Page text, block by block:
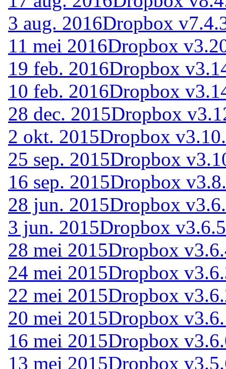
3 aug. 2016Dropbox
11 mei 2016Dropbox
19 feb. 2016Dropbox
10 feb. 2016Dropbox
28 dec. 2015Dropbox
2 okt. 2015Dropbox
25 sep. 2015Dropbox
16 sep. 2015Dropbox
28 jun. 2015Dropbox
3 jun. 2015Dropbox v3.6.5
28 mei 2015Dropbox
24 mei 2015Dropbox
22 mei 2015Dropbox
20 mei 2015Dropbox
16 mei 2015Dropbox
13 mei 2015Dropbox